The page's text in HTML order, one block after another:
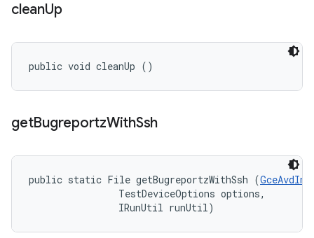
cleanUp
public void cleanUp ()
getBugreportzWithSsh
public static File getBugreportzWithSsh (
                TestDeviceOptions options,
                IRunUtil runUtil)